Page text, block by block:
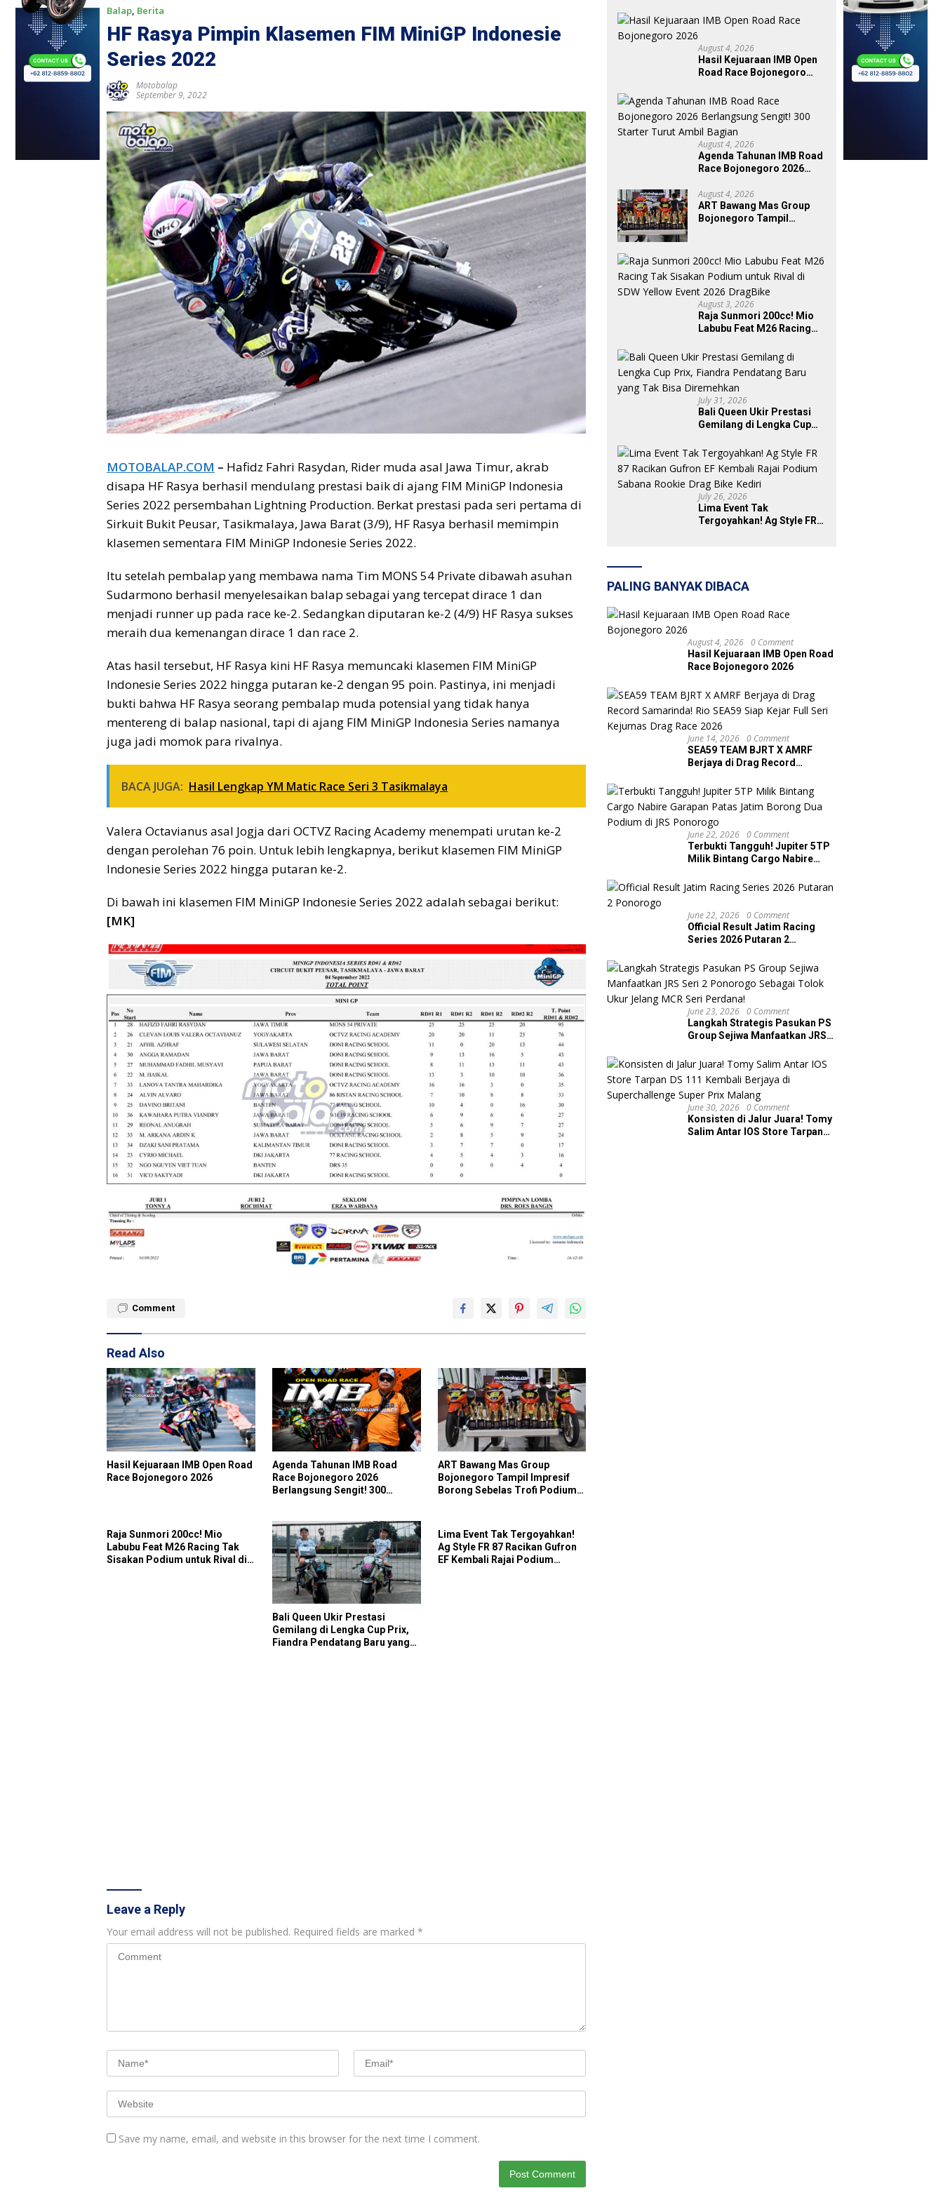
Balap, Berita
HF Rasya Pimpin Klasemen FIM MiniGP Indonesie
Series 2022
Motobalap
September 9, 2022
MOTOBALAP.COM – Hafidz Fahri Rasydan, Rider muda asal Jawa Timur, akrab
disapa HF Rasya berhasil mendulang prestasi baik di ajang FIM MiniGP Indonesia
Series 2022 persembahan Lightning Production. Berkat prestasi pada seri pertama di
Sirkuit Bukit Peusar, Tasikmalaya, Jawa Barat (3/9), HF Rasya berhasil memimpin
klasemen sementara FIM MiniGP Indonesie Series 2022.
Itu setelah pembalap yang membawa nama Tim MONS 54 Private dibawah asuhan
Sudarmono berhasil menyelesaikan balap sebagai yang tercepat dirace 1 dan
menjadi runner up pada race ke-2. Sedangkan diputaran ke-2 (4/9) HF Rasya sukses
meraih dua kemenangan dirace 1 dan race 2.
Atas hasil tersebut, HF Rasya kini HF Rasya memuncaki klasemen FIM MiniGP
Indonesie Series 2022 hingga putaran ke-2 dengan 95 poin. Pastinya, ini menjadi
bukti bahwa HF Rasya seorang pembalap muda potensial yang tidak hanya
mentereng di balap nasional, tapi di ajang FIM MiniGP Indonesia Series namanya
juga jadi momok para rivalnya.
BACA JUGA: Hasil Lengkap YM Matic Race Seri 3 Tasikmalaya
Valera Octavianus asal Jogja dari OCTVZ Racing Academy menempati urutan ke-2
dengan perolehan 76 poin. Untuk lebih lengkapnya, berikut klasemen FIM MiniGP
Indonesie Series 2022 hingga putaran ke-2.
Di bawah ini klasemen FIM MiniGP Indonesie Series 2022 adalah sebagai berikut:
[MK]
Comment
Read Also
Hasil Kejuaraan IMB Open Road
Race Bojonegoro 2026
Agenda Tahunan IMB Road
Race Bojonegoro 2026
Berlangsung Sengit! 300
ART Bawang Mas Group
Bojonegoro Tampil Impresif
Borong Sebelas Trofi Podium
Raja Sunmori 200cc! Mio
Labubu Feat M26 Racing Tak
Sisakan Podium untuk Rival di
Bali Queen Ukir Prestasi
Gemilang di Lengka Cup Prix,
Fiandra Pendatang Baru yang
Lima Event Tak Tergoyahkan!
Ag Style FR 87 Racikan Gufron
EF Kembali Rajai Podium
Leave a Reply
Your email address will not be published. Required fields are marked *
Save my name, email, and website in this browser for the next time I comment.
August 4, 2026
Hasil Kejuaraan IMB Open
Road Race Bojonegoro
August 4, 2026
Agenda Tahunan IMB Road
Race Bojonegoro 2026
Starter Turut Ambil Bagian
August 4, 2026
ART Bawang Mas Group
Bojonegoro Tampil
Race Bojonegoro 2026
August 3, 2026
Raja Sunmori 200cc! Mio
Labubu Feat M26 Racing
Rival di SDW Yellow Event
2026 DragBike
July 31, 2026
Bali Queen Ukir Prestasi
Gemilang di Lengka Cup
Baru yang Tak Bisa
Diremehkan
July 26, 2026
Lima Event Tak
Tergoyahkan! Ag Style FR
PALING BANYAK DIBACA
August 4, 2026 0 Comment
Hasil Kejuaraan IMB Open Road
Race Bojonegoro 2026
June 14, 2026 0 Comment
SEA59 TEAM BJRT X AMRF
Berjaya di Drag Record
Kejar Full Seri Kejurnas Drag
Race 2026
June 22, 2026 0 Comment
Terbukti Tangguh! Jupiter 5TP
Milik Bintang Cargo Nabire
Dua Podium di JRS Ponorogo
June 22, 2026 0 Comment
Official Result Jatim Racing
Series 2026 Putaran 2
June 23, 2026 0 Comment
Langkah Strategis Pasukan PS
Group Sejiwa Manfaatkan JRS
Ukur Jelang MCR Seri Perdana!
June 30, 2026 0 Comment
Konsisten di Jalur Juara! Tomy
Salim Antar IOS Store Tarpan